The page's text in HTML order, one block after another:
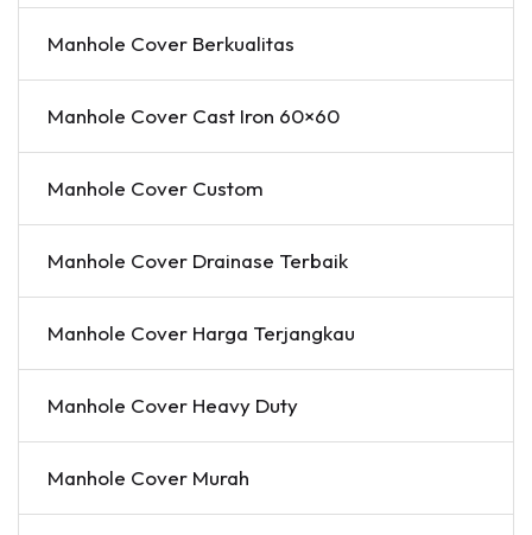
Manhole Cover Berkualitas
Manhole Cover Cast Iron 60×60
Manhole Cover Custom
Manhole Cover Drainase Terbaik
Manhole Cover Harga Terjangkau
Manhole Cover Heavy Duty
Manhole Cover Murah